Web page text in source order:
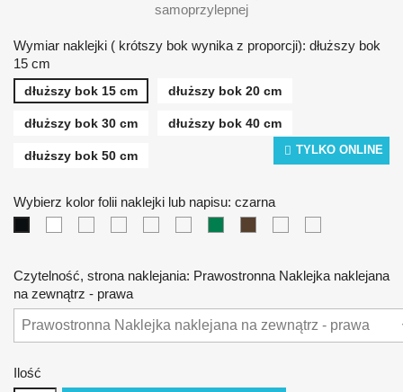
TYLKO ONLINE
samoprzylepnej
Wymiar naklejki ( krótszy bok wynika z proporcji): dłuższy bok
15 cm
dłuższy bok 15 cm dłuższy bok 20 cm
dłuższy bok 30 cm dłuższy bok 40 cm
dłuższy bok 50 cm
Wybierz kolor folii naklejki lub napisu: czarna
Czytelność, strona naklejania: Prawostronna Naklejka naklejana
na zewnątrz - prawa
Ilość